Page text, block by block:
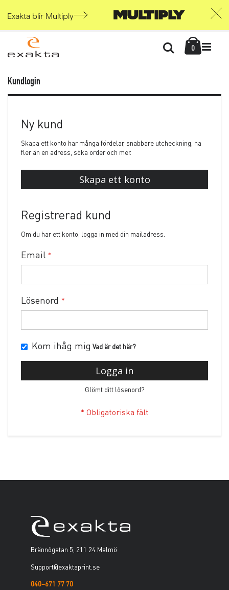
Exakta blir Multiply
Content
0items
Söka
Kundlogin
Ny kund
Skapa ett konto har många fördelar, snabbare utcheckning, ha
fler än en adress, söka order och mer.
Skapa ett konto
Registrerad kund
Om du har ett konto, logga in med din mailadress.
Email
Lösenord
Kom ihåg mig Vad är det här?
Logga in
Glömt ditt lösenord?
Brännögatan 5, 211 24 Malmö
Support@exaktaprint.se
040–671 77 70